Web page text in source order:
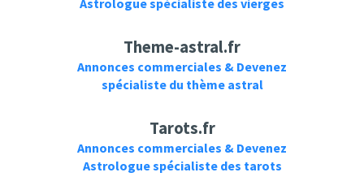
Astrologue spécialiste des vierges
Theme-astral.fr
Annonces commerciales & Devenez
spécialiste du thème astral
Tarots.fr
Annonces commerciales & Devenez
Astrologue spécialiste des tarots